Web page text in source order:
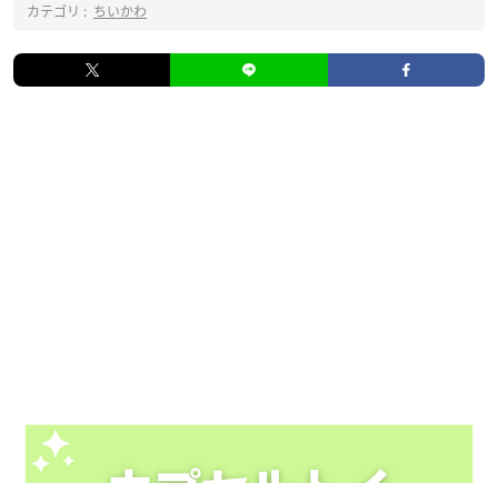
カテゴリ : ちいかわ